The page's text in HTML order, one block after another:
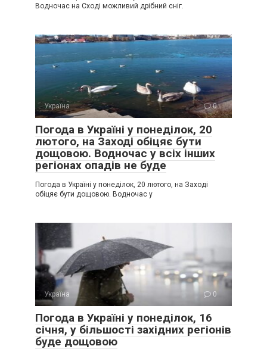
Водночас на Сході можливий дрібний сніг.
Україна 0
Погода в Україні у понеділок, 20
лютого, на Заході обіцяє бути
дощовою. Водночас у всіх інших
регіонах опадів не буде
Погода в Україні у понеділок, 20 лютого, на Заході
обіцяє бути дощовою. Водночас у
Україна 0
Погода в Україні у понеділок, 16
січня, у більшості західних регіонів
буде дощовою